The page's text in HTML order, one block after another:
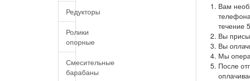
Редукторы
Ролики
опорные
Смесительные
барабаны
Вам
течение
Вы
Вы
Мы
После